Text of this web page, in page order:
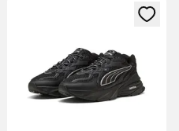
of je aan te melden als
Opent een venster om in te